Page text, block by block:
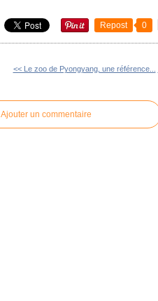
Repost 0
<< Le zoo de Pyongyang, une référence...
Ajouter un commentaire